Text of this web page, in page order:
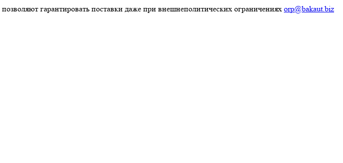
гарантировать поставки даже при внешнеполитических ограничениях orp@bakaut.biz